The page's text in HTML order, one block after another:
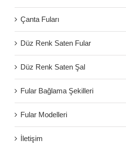
Çanta Fuları
Düz Renk Saten Fular
Düz Renk Saten Şal
Fular Bağlama Şekilleri
Fular Modelleri
İletişim